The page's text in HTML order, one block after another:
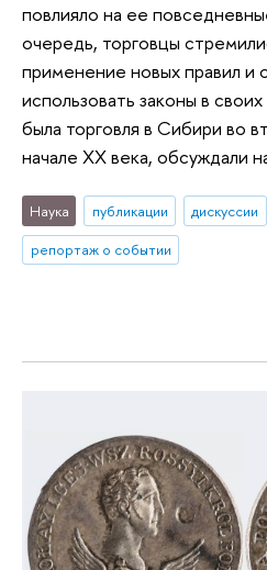
повлияло на ее
очередь, торговцы
применение новых правил и
использовать законы в
была торговля в Сибири во
начале XX века,
Наука публикации дискуссии
репортаж о событии